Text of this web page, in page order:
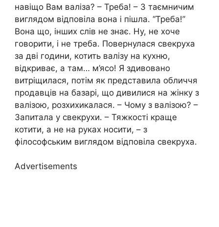
навіщо Вам валіза? – Треба! – З таємничим
виглядом відповіла вона і пішла. “Треба!”
Вона що, інших слів не знає. Ну, не хоче
говорити, і не треба. Повернулася свекруха
за дві години, котить валізу на кухню,
відкриває, а там… м’ясо! Я здивовано
витріщилася, потім як представила обличчя
продавців на базарі, що дивилися на жінку з
валізою, розхихикалася. – Чому з валізою? –
Запитала у свекрухи. – Тяжкості краще
котити, а не на руках носити, – з
філософським виглядом відповіла свекруха.
Advertisements